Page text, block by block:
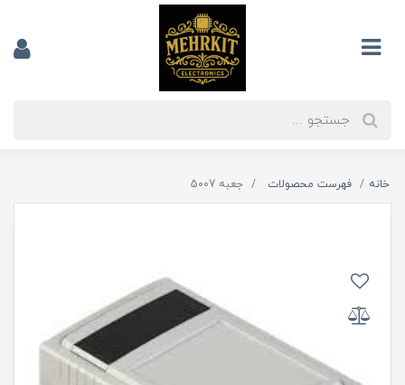
خانه فهرست محصولات جعبه 5007